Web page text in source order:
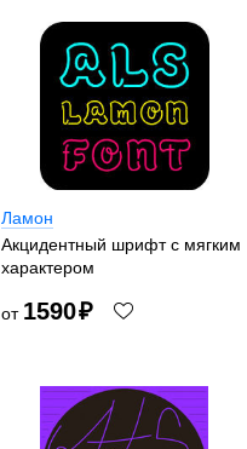
Ламон
Акцидентный шрифт с мягким
характером
от 1590₽